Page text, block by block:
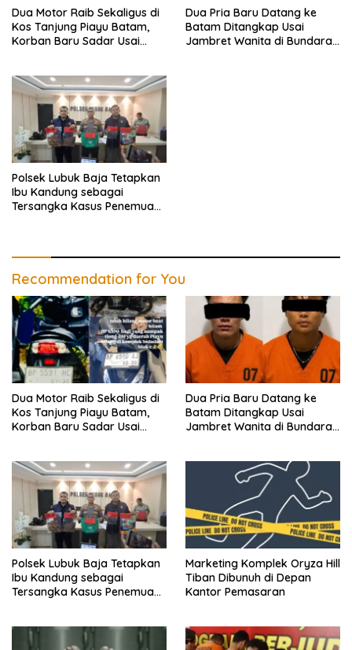
Dua Motor Raib Sekaligus di
Kos Tanjung Piayu Batam,
Korban Baru Sadar Usai
Dua Pria Baru Datang ke
Batam Ditangkap Usai
Jambret Wanita di Bundaran
Polsek Lubuk Baja Tetapkan
Ibu Kandung sebagai
Tersangka Kasus Penemuan
Recommendation for You
Dua Motor Raib Sekaligus di
Kos Tanjung Piayu Batam,
Korban Baru Sadar Usai
Dua Pria Baru Datang ke
Batam Ditangkap Usai
Jambret Wanita di Bundaran
Polsek Lubuk Baja Tetapkan
Ibu Kandung sebagai
Tersangka Kasus Penemuan
Marketing Komplek Oryza Hill
Tiban Dibunuh di Depan
Kantor Pemasaran